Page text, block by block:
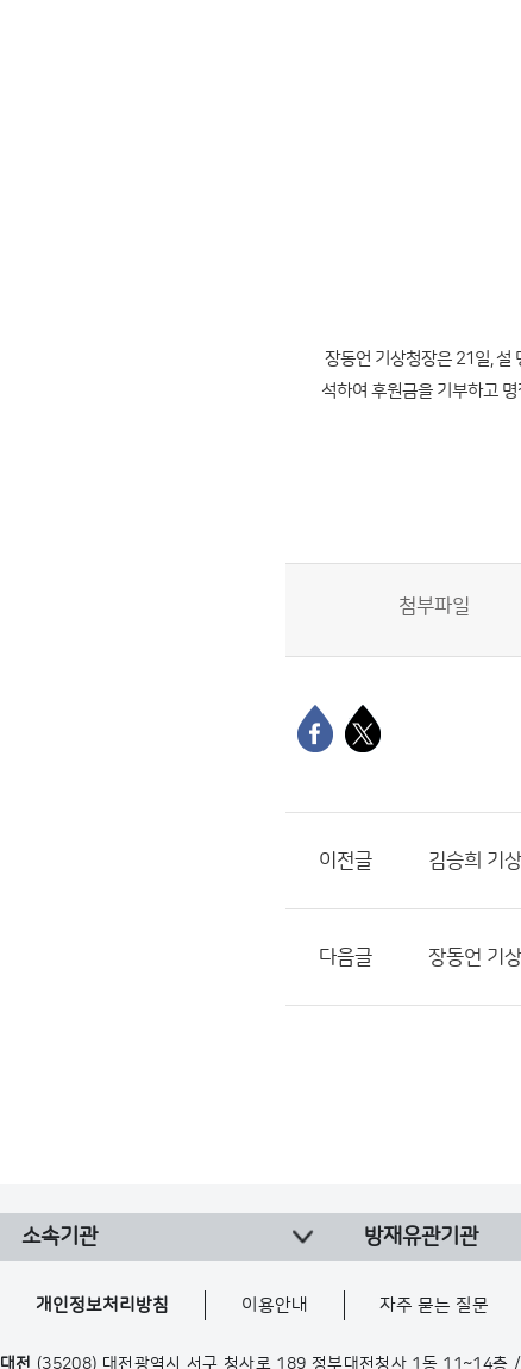
장동언 기상청장은 21일, 설
석하여 후원금을 기부하고
첨부파일
이전글 김승희 기
다음글 장동언 기
소속기관 방재유관기관
개인정보처리방침 이용안내 자주 묻는 질문
대전 (35208) 대전광역시 서구 청사로 189 정부대전청사 1동 11~14층